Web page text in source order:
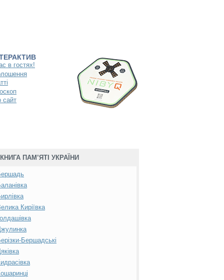
в гостях!
сайт
КНИГА ПАМ’ЯТІ УКРАЇНИ
Киріївка
Бершадські